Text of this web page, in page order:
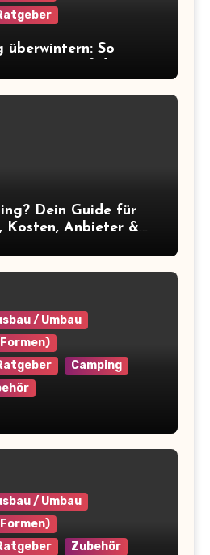
überwintern: So
Dein Guide für
Kosten, Anbieter &
/ Umbau
Camping
/ Umbau
Zubehör